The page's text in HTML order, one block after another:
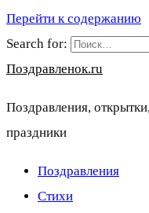
Перейти к содержанию
Search for:
Поздравленок.ru
Поздравления,
праздники
Поздравления
Стихи